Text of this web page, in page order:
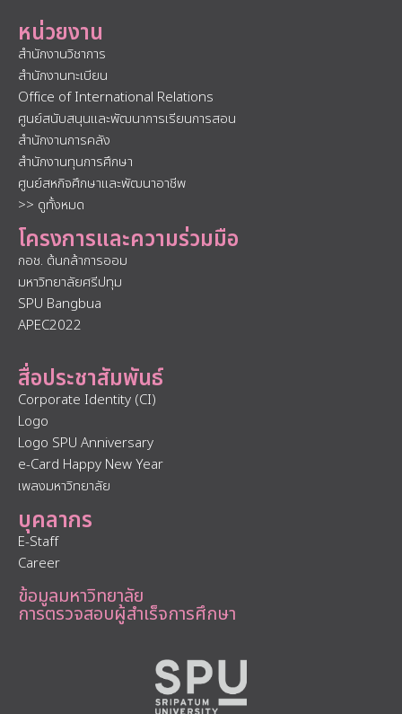
หน่วยงาน
สำนักงานวิชาการ
สำนักงานทะเบียน
Office of International Relations
ศูนย์สนับสนุนและพัฒนาการเรียนการสอน
สำนักงานการคลัง
สำนักงานทุนการศึกษา
ศูนย์สหกิจศึกษาและพัฒนาอาชีพ
>> ดูทั้งหมด
โครงการและความร่วมมือ
กอช. ต้นกล้าการออม
มหาวิทยาลัยศรีปทุม
SPU Bangbua
APEC2022
สื่อประชาสัมพันธ์
Corporate Identity (CI)
Logo
Logo SPU Anniversary
e-Card Happy New Year
เพลงมหาวิทยาลัย
บุคลากร
E-Staff
Career
ข้อมูลมหาวิทยาลัย
การตรวจสอบผู้สำเร็จการศึกษา